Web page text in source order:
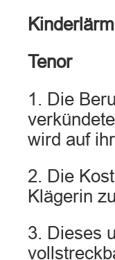
Tenor
1. Die
wird auf
2. Die
Klägerin
3. Dieses